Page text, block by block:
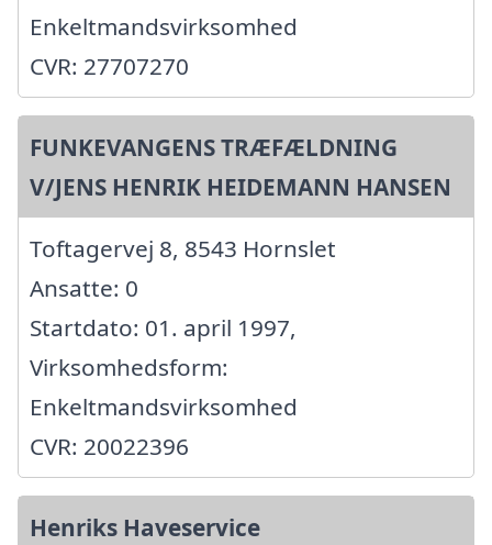
Enkeltmandsvirksomhed
CVR: 27707270
FUNKEVANGENS TRÆFÆLDNING
V/JENS HENRIK HEIDEMANN HANSEN
Toftagervej 8, 8543 Hornslet
Ansatte: 0
Startdato: 01. april 1997,
Virksomhedsform:
Enkeltmandsvirksomhed
CVR: 20022396
Henriks Haveservice